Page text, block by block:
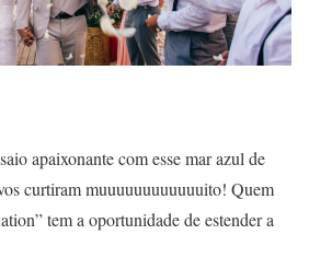
apaixonante com esse mar azul de
curtiram muuuuuuuuuuuuito! Quem
tem a oportunidade de estender a